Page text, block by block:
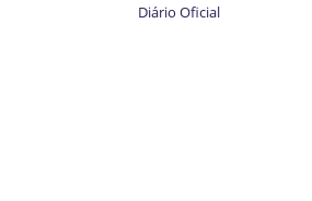
Diário Oficial